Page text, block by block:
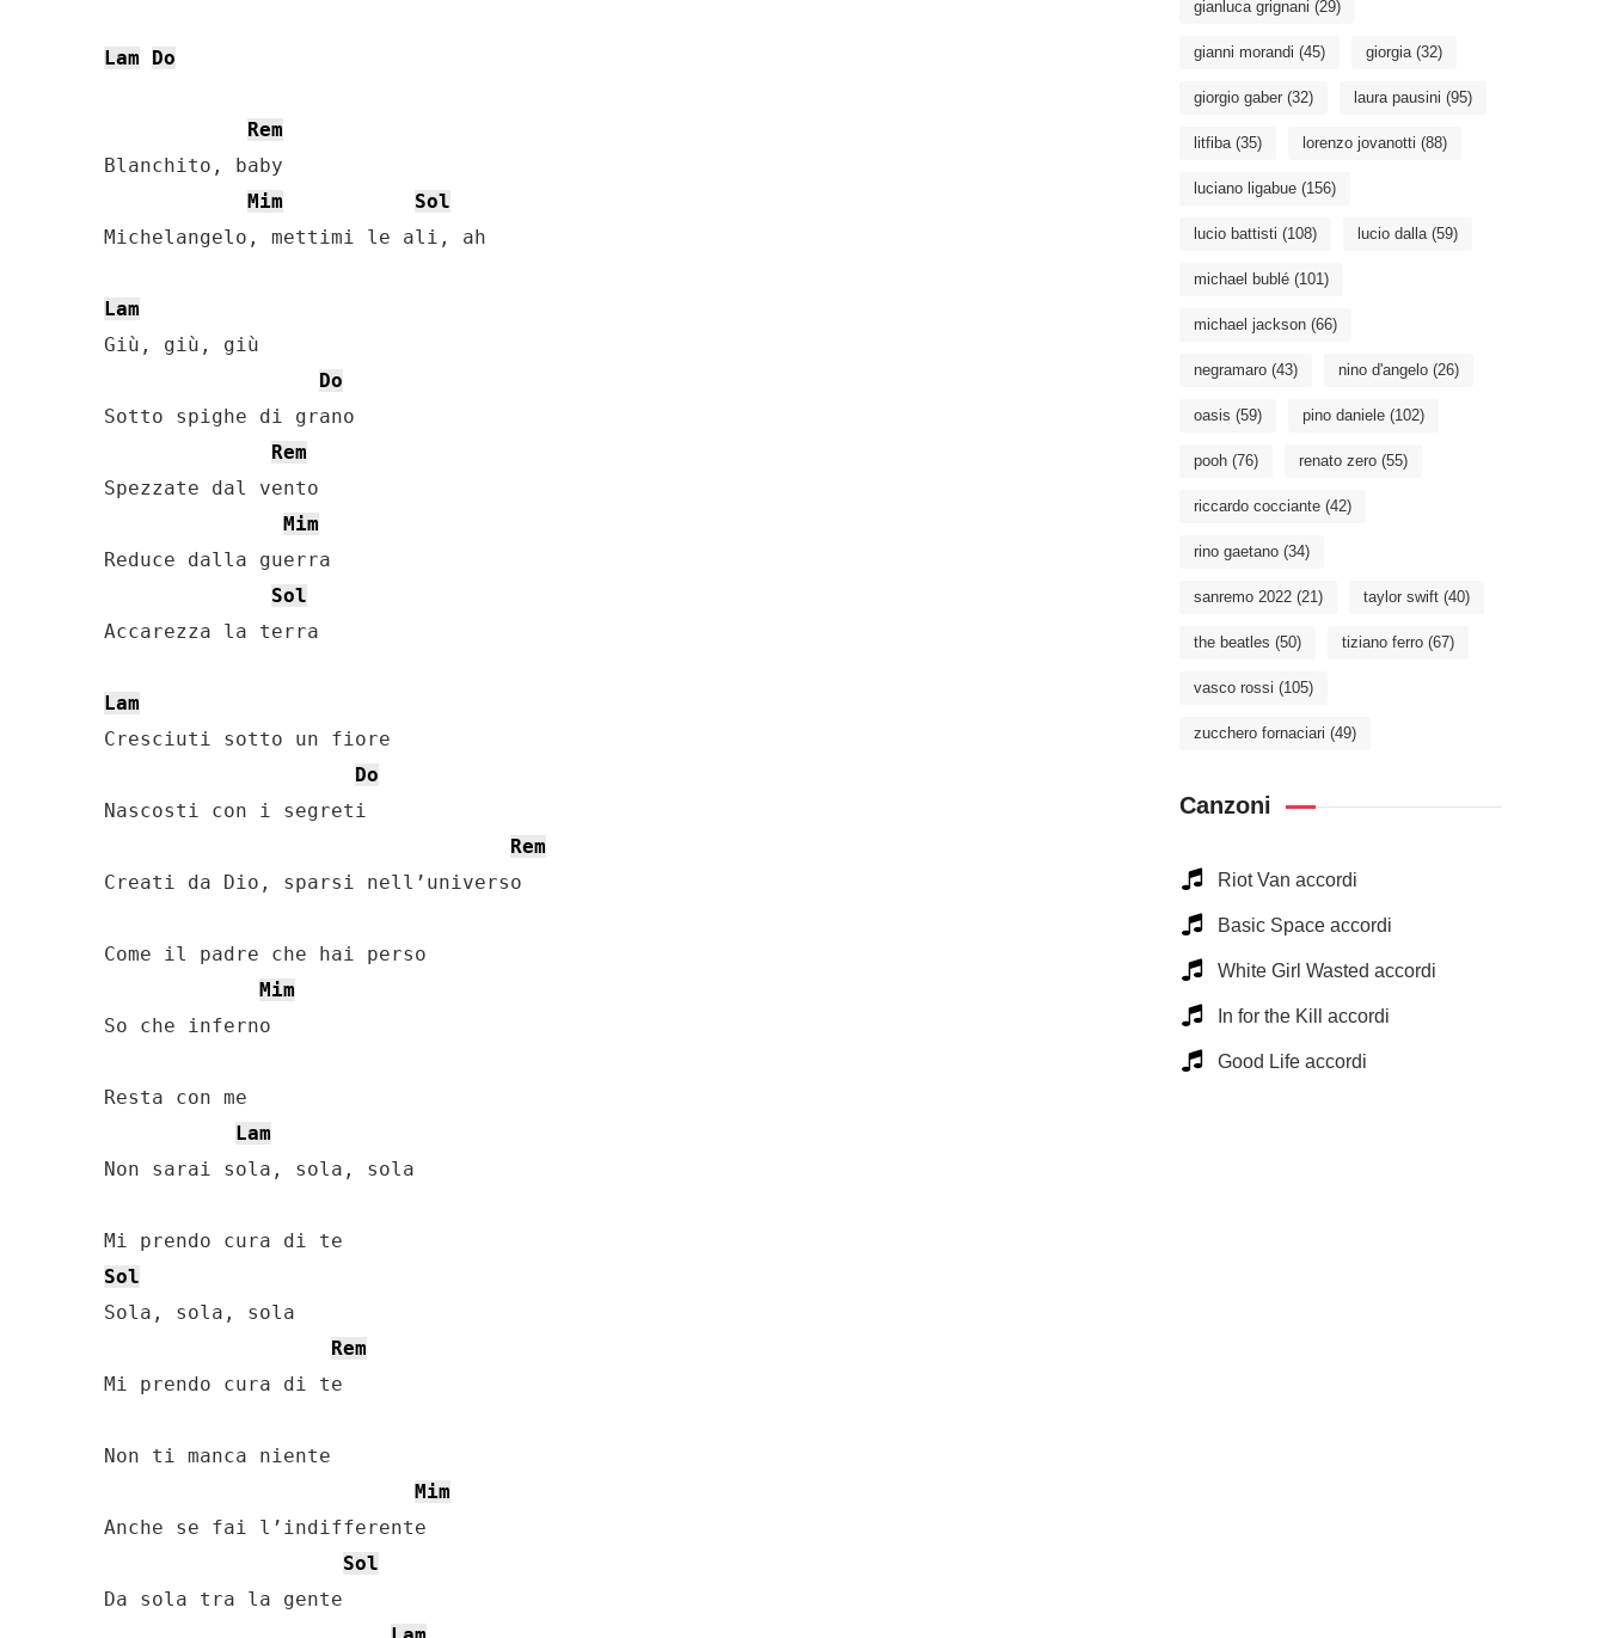
Lam Do
Rem
Blanchito, baby
Mim
Sol
Michelangelo, mettimi le ali, ah
Lam
Giù, giù, giù
Do
Sotto spighe di grano
Rem
Spezzate dal vento
Mim
Reduce dalla guerra
Sol
Accarezza la terra
Lam
Cresciuti sotto un fiore
Do
Nascosti con i segreti
Rem
Creati da Dio, sparsi nell’universo
Come il padre che hai perso
Mim
So che inferno
Resta con me
Lam
Non sarai sola, sola, sola
Sol
Sola, sola, sola
Rem
Mi prendo cura di te
Non ti manca niente
Mim
Anche se fai l’indifferente
Sol
Da sola tra la gente
gianluca grignani (29)
gianni morandi (45) giorgia(32)
giorgio gaber (32) laura pausini (95)
litfiba(35) lorenzo jovanotti (88)
luciano ligabue (156)
lucio battisti (108) lucio dalla(59)
michael bublé (101)
michael jackson (66)
negramaro (43) nino d'angelo (26)
oasis (59) pino daniele (102)
pooh (76) renato zero (55)
riccardo cocciante (42)
rino gaetano (34)
sanremo 2022 (21) taylor swift (40)
the beatles (50) tiziano ferro (67)
vasco rossi (105)
zucchero fornaciari (49)
Canzoni
Riot Van accordi
Basic Space accordi
White Girl Wasted accordi
In for the Kill accordi
Good Life accordi